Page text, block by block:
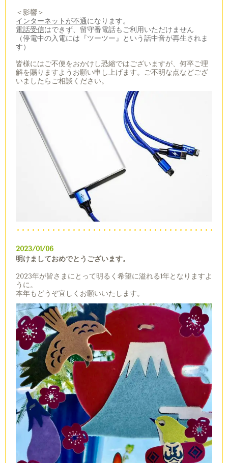
＜影響＞
インターネットが不通になります。
電話受信はできず、留守番電話もご利用いただけません
（停電中の入電には『ツーツー』という話中音が再生されま
す）
皆様にはご不便をおかけし恐縮ではございますが、何卒ご理
解を賜りますようお願い申し上げます。ご不明な点などござ
いましたらご相談ください。
2023/01/06
明けましておめでとうございます。
2023年が皆さまにとって明るく希望に溢れる1年となりますよ
うに。
本年もどうぞ宜しくお願いいたします。